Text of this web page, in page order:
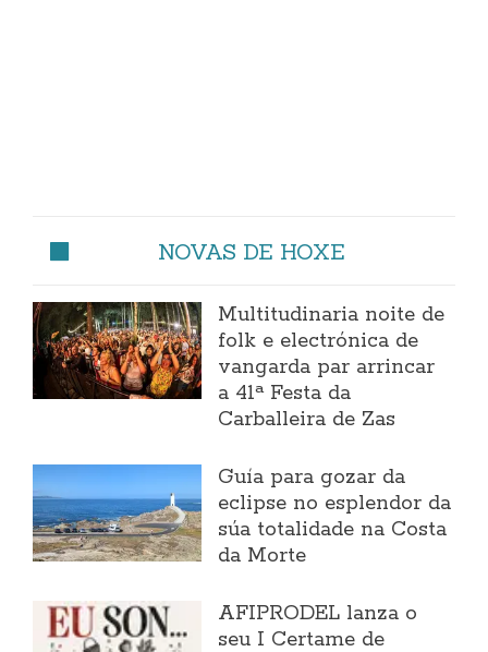
NOVAS DE HOXE
Multitudinaria noite de
folk e electrónica de
vangarda par arrincar
a 41ª Festa da
Carballeira de Zas
Guía para gozar da
eclipse no esplendor da
súa totalidade na Costa
da Morte
AFIPRODEL lanza o
seu I Certame de